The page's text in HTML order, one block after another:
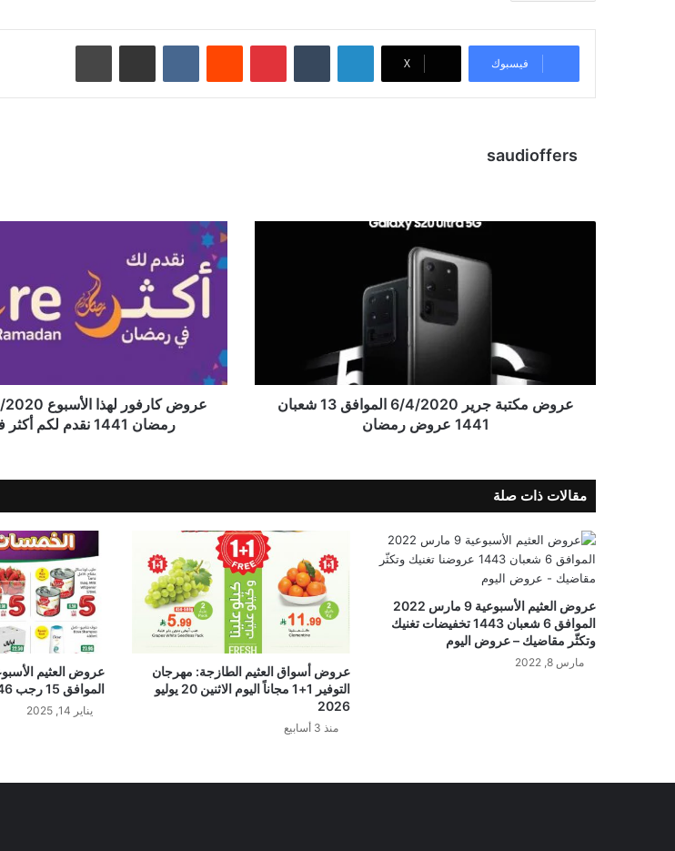
فيسبوك X
لينكدإن بينتيريست
saudioffers
عروض مكتبة جرير 6/4/2020 الموافق 13 شعبان
1441 عروض رمضان
رمضان 1441 نقدم لكم أكثر في رمضان
مقالات ذات صلة
عروض العثيم الأسبوعية 9 مارس 2022
الموافق 6 شعبان 1443 تخفيضات تغنيك
وتكثّر مقاضيك – عروض اليوم
مارس 8, 2022
عروض أسواق العثيم الطازجة: مهرجان
التوفير 1+1 مجاناً اليوم الاثنين 20 يوليو
2026
منذ 3 أسابيع
الموافق 15 رجب 1446
يناير 14, 2025